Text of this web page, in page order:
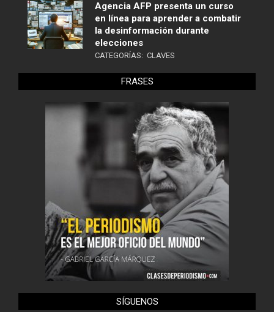
Agencia AFP presenta un curso
en línea para aprender a combatir
la desinformación durante
elecciones
CATEGORÍAS: CLAVES
FRASES
SÍGUENOS